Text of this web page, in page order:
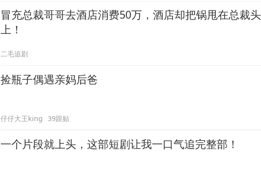
冒充总裁哥哥去酒店消费50万，酒店却把锅甩在总裁头
上！
二毛追剧
捡瓶子偶遇亲妈后爸
仔仔大王king 39跟贴
一个片段就上头，这部短剧让我一口气追完整部！